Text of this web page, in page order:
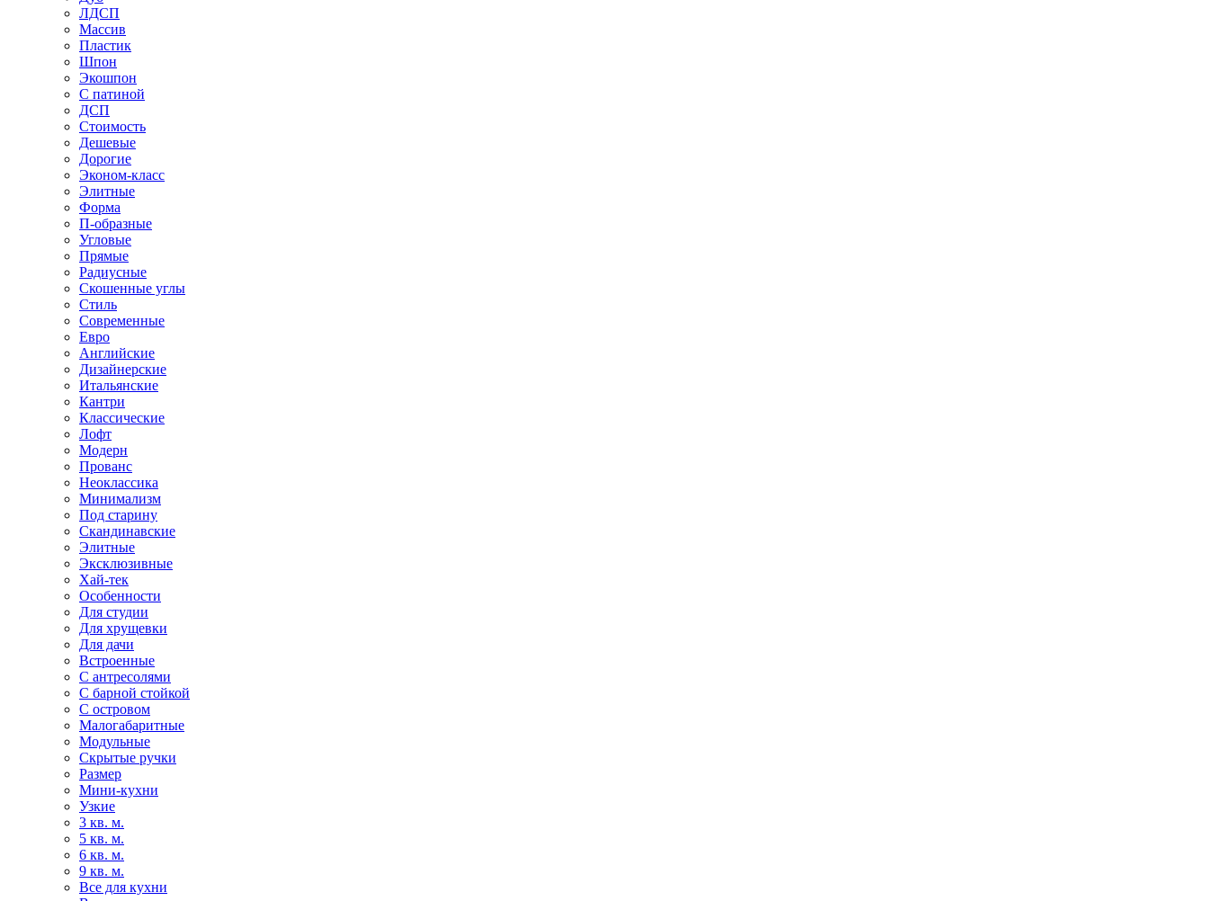
ЛДСП
Массив
Пластик
Шпон
Экошпон
С патиной
ДСП
Стоимость
Дешевые
Дорогие
Эконом-класс
Элитные
Форма
П-образные
Угловые
Прямые
Радиусные
Скошенные углы
Стиль
Современные
Евро
Английские
Дизайнерские
Итальянские
Кантри
Классические
Лофт
Модерн
Прованс
Неоклассика
Минимализм
Под старину
Скандинавские
Элитные
Эксклюзивные
Хай-тек
Особенности
Для студии
Для хрущевки
Для дачи
Встроенные
С антресолями
С барной стойкой
С островом
Малогабаритные
Модульные
Скрытые ручки
Размер
Мини-кухни
Узкие
3 кв. м.
5 кв. м.
6 кв. м.
9 кв. м.
Все для кухни